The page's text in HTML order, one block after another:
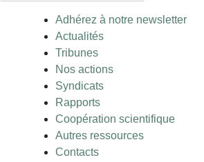
Adhérez à notre newsletter
Actualités
Tribunes
Nos actions
Syndicats
Rapports
Coopération scientifique
Autres ressources
Contacts